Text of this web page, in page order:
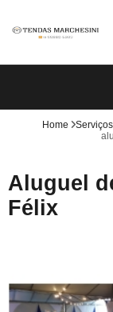
Home Serviços
Aluguel
Félix